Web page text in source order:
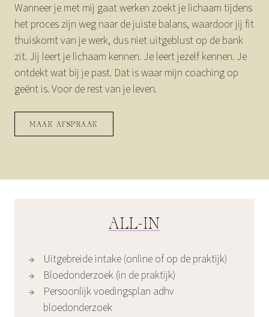
Wanneer je met mij gaat werken zoekt je lichaam tijdens
het proces zijn weg naar de juiste balans, waardoor jij fit
thuiskomt van je werk, dus niet uitgeblust op de bank
zit. Jij leert je lichaam kennen. Je leert jezelf kennen. Je
ontdekt wat bij je past. Dat is waar mijn coaching op
geënt is. Voor de rest van je leven.
MAAK AFSPRAAK
ALL-IN
Uitgebreide intake (online of op de praktijk)
Bloedonderzoek (in de praktijk)
Persoonlijk voedingsplan adhv
bloedonderzoek